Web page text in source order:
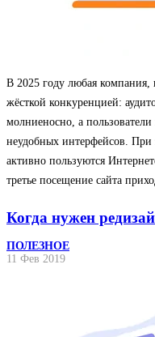
В 2025 году любая компания,
жёсткой конкуренцией:
молниеносно, а
неудобных интерфейсов.
активно пользуются
третье посещение сайта
Когда нужен
ПОЛЕЗНОЕ
11 Фев 2019